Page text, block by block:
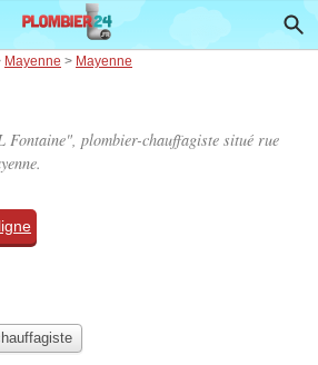
Mayenne > Mayenne
Fontaine", plombier-chauffagiste situé rue